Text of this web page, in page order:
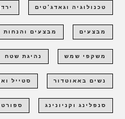
טכנולוגיה וגאדג'טים
מבצעים מבצעים והנחות
משקפי שמש נהיגת שטח
נשים באאוטדור סטייל
סנפלינג וקניונינג